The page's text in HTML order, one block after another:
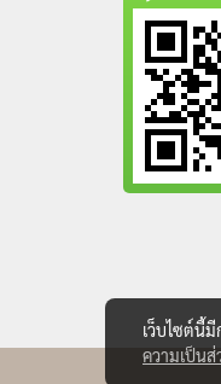
เว็บไซต์นี้
ความเป็นส่